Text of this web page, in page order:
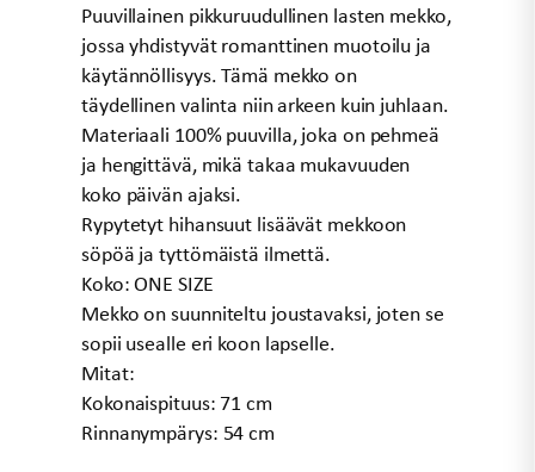
Puuvillainen pikkuruudullinen lasten mekko,
jossa yhdistyvät romanttinen muotoilu ja
käytännöllisyys. Tämä mekko on
täydellinen valinta niin arkeen kuin juhlaan.
Materiaali 100% puuvilla, joka on pehmeä
ja hengittävä, mikä takaa mukavuuden
koko päivän ajaksi.
Rypytetyt hihansuut lisäävät mekkoon
söpöä ja tyttömäistä ilmettä.
Koko: ONE SIZE
Mekko on suunniteltu joustavaksi, joten se
sopii usealle eri koon lapselle.
Mitat:
Kokonaispituus: 71 cm
Rinnanympärys: 54 cm